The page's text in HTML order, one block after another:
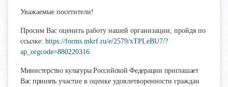
Уважаемые посетители!
Просим Вас оценить работу нашей организации, пройдя по
ссылке: https://forms.mkrf.ru/e/2579/xTPLeBU7/?
ap_orgcode=880220316
Министерство культуры Российской Федерации приглашает
Вас принять участие в оценке удовлетворенности граждан